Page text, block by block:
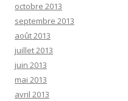
octobre 2013
septembre 2013
août 2013
juillet 2013
juin 2013
mai 2013
avril 2013